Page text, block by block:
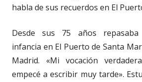
habla de sus recuerdos en El
Desde sus 75 años repasaba
infancia en El Puerto de Santa
Madrid. «Mi vocación
empecé a escribir muy tarde».